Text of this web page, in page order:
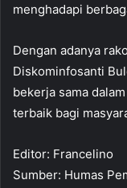
menghadapi
Dengan adanya
Diskominfosanti
bekerja sama
terbaik bagi
Editor: Francelino
Sumber: Humas